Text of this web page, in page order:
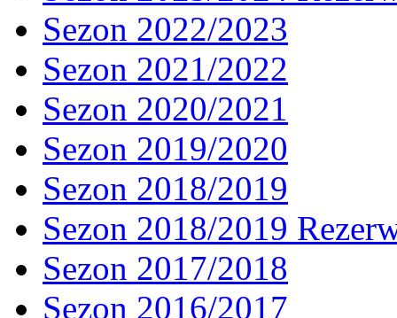
Sezon 2022/2023
Sezon 2021/2022
Sezon 2020/2021
Sezon 2019/2020
Sezon 2018/2019
Sezon 2018/2019
Sezon 2017/2018
Sezon 2016/2017